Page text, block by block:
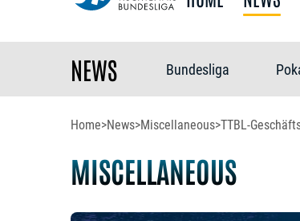
NEWS Bundesliga
Home>News>Miscellaneous>TTBL-
MISCELLANEOUS